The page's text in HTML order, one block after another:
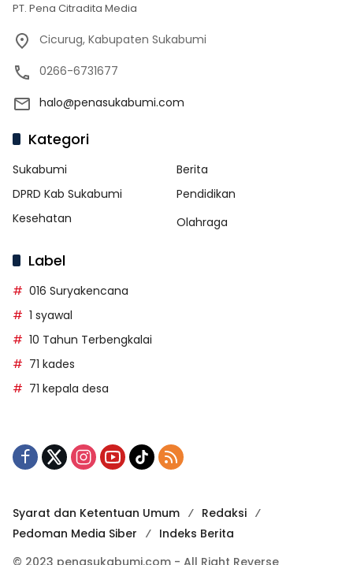
PT. Pena Citradita Media
Cicurug, Kabupaten Sukabumi
0266-6731677
halo@penasukabumi.com
Kategori
Sukabumi
Berita
DPRD Kab Sukabumi
Pendidikan
Kesehatan
Olahraga
Label
016 Suryakencana
1 syawal
10 Tahun Terbengkalai
71 kades
71 kepala desa
Syarat dan Ketentuan Umum
Redaksi
Pedoman Media Siber
Indeks Berita